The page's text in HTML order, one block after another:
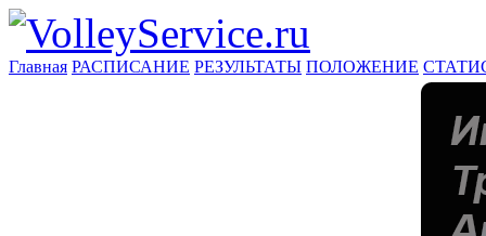
Главная РАСПИСАНИЕ РЕЗУЛЬТАТЫ ПОЛОЖЕНИЕ